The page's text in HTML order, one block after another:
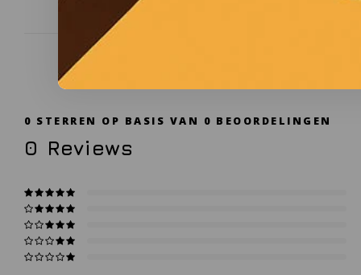
0 STERREN OP BASIS VAN 0 BEOORDELINGEN
0 Reviews